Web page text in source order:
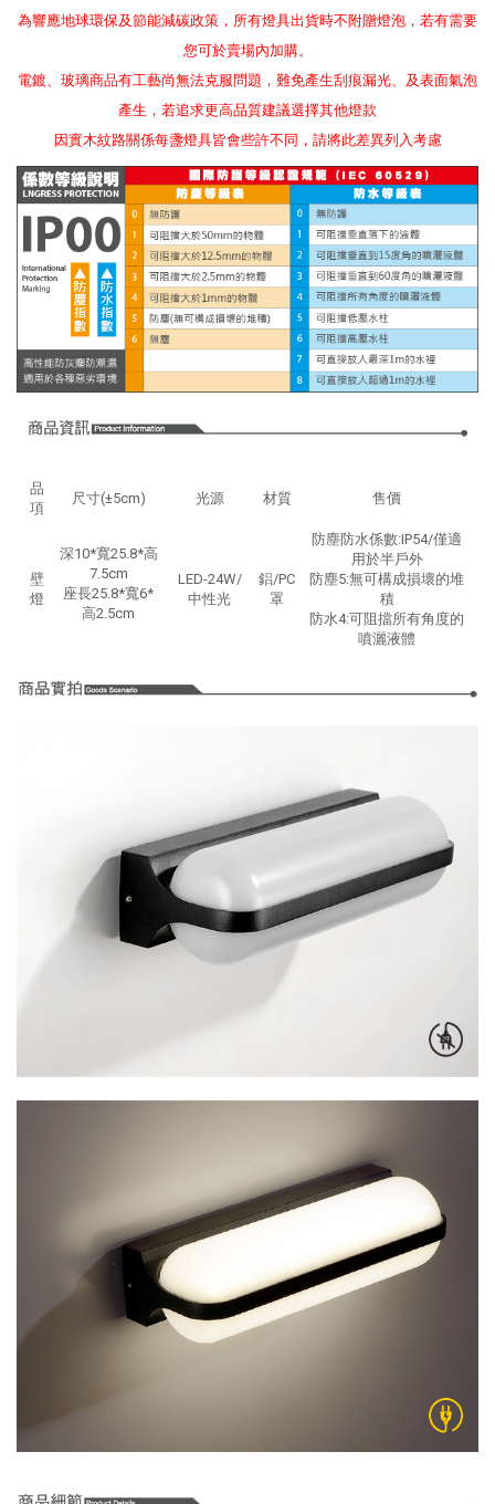
為響應地球環保及節能減碳政策，所有燈具出貨時不附贈燈泡，若有需要
您可於賣場內加購。
電鍍、玻璃商品有工藝尚無法克服問題，難免產生刮痕漏光、及表面氣泡
產生，若追求更高品質建議選擇其他燈款
因實木紋路關係每盞燈具皆會些許不同，請將此差異列入考慮
品
項
尺寸(±5cm) 光源 材質 售價
壁
燈
深10*寬25.8*高
7.5cm
座長25.8*寬6*
高2.5cm
LED-24W/
中性光
鋁/PC
罩
防塵防水係數:IP54/僅適
用於半戶外
防塵5:無可構成損壞的堆
積
防水4:可阻擋所有角度的
噴灑液體